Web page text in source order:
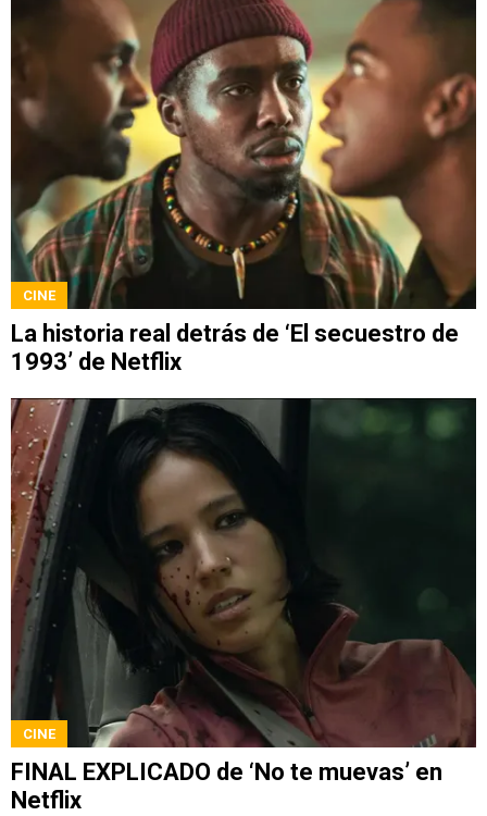
CINE
La historia real detrás de ‘El secuestro de
1993’ de Netflix
CINE
FINAL EXPLICADO de ‘No te muevas’ en
Netflix